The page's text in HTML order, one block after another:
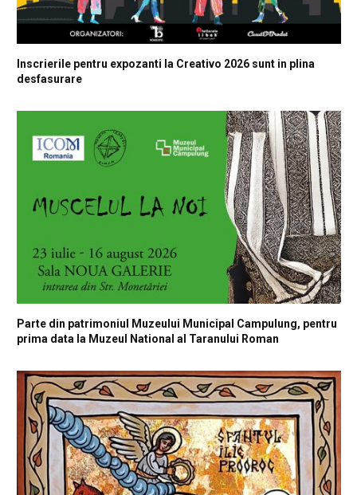
Inscrierile pentru expozanti la Creativo 2026 sunt in plina
desfasurare
Parte din patrimoniul Muzeului Municipal Campulung, pentru
prima data la Muzeul National al Taranului Roman